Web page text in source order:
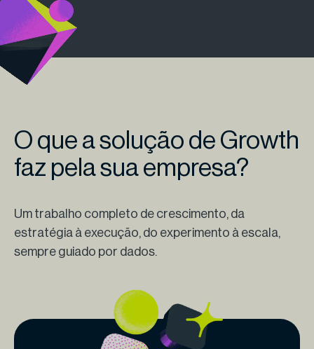
O que a solução de Growth
faz pela sua empresa?
Um trabalho completo de crescimento, da
estratégia à execução, do experimento à escala,
sempre guiado por dados.